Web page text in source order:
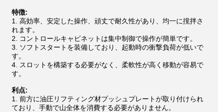
特徴:
1. 高効率、安定した操作、頑丈で耐久性があり、均一に撹拌さ
れます。
2. コントロールキャビネットは集中制御で操作が簡単です。
3. ソフトスタートを装備しており、起動時の衝撃負荷が低いで
す。
4. スロットを構築する必要がなく、柔軟性が高く移動が容易で
す。
利点:
1. 前方に油圧リフティング材プッシュプレートが取り付けられ
ており、手動で山全体を消費する必要がありません。